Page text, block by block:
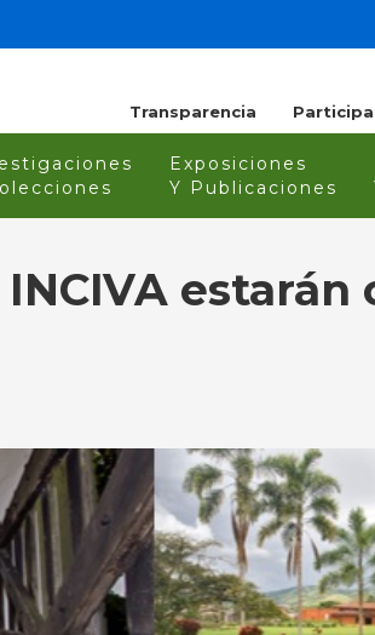
Transparencia Participa
Exposiciones
Y Publicaciones